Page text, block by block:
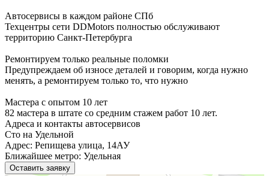
Автосервисы в каждом районе СПб
Техцентры сети DDMotors полностью обслуживают
территорию Санкт-Петербурга
Ремонтируем только реальные поломки
Предупреждаем об износе деталей и говорим, когда нужно
менять, а ремонтируем только то, что нужно
Мастера с опытом 10 лет
82 мастера в штате со средним стажем работ 10 лет.
Адреса и контакты автосервисов
Сто на Удельной
Адрес: Репищева улица, 14АУ
Ближайшее метро: Удельная
Оставить заявку